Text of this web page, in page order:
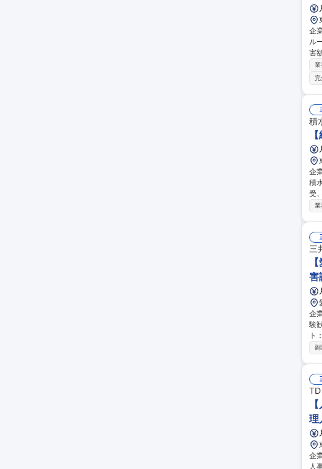
企業名 ＮＴ
ループ 仕事の内容 防災・減災、災害対応の高度化・迅
害
の
く
カ
人
業
完
積
企業名
積水ハウスグルー
受
X
業
三
害
企業名 三
験歓迎 仕事の内容 ■損害サポート：損害の調査・保険金の
ト
解決まで 迅速かつ円満な解
保険種目
種
副
理
企業名 ＴＤＳ
人